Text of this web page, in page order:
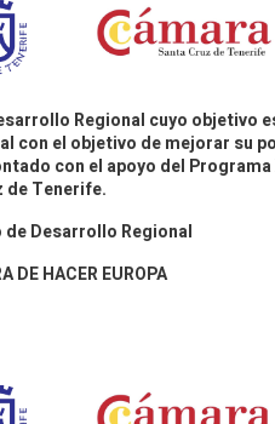
Regional cuyo
con el objetivo de mejorar su
con el apoyo del Programa
de Tenerife.
de Desarrollo Regional
DE HACER EUROPA